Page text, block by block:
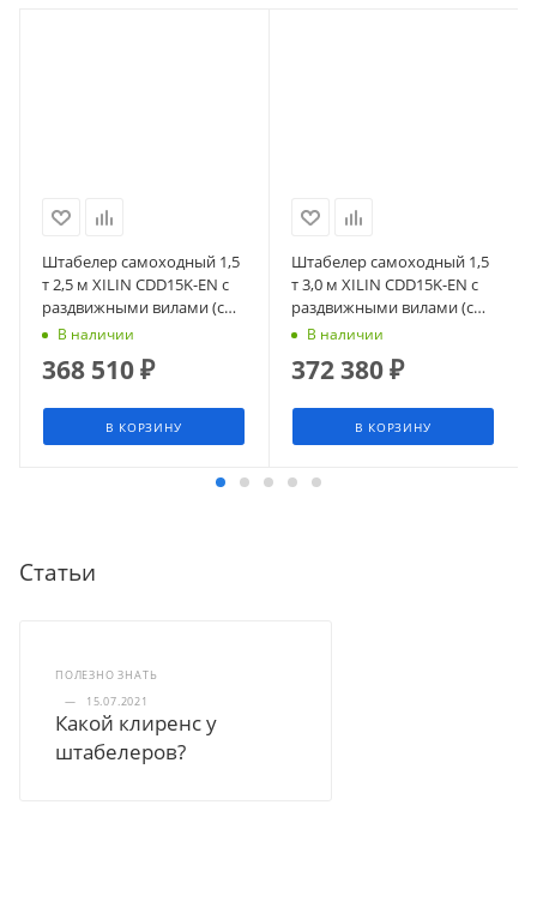
Штабелер самоходный 1,5
т 2,5 м XILIN CDD15K-EN с
раздвижными вилами (с
платформой)
В наличии
368 510₽
В КОРЗИНУ
Штабелер самоходный 1,5
т 3,0 м XILIN CDD15K-EN с
раздвижными вилами (с
платформой)
В наличии
372 380₽
В КОРЗИНУ
Статьи
ПОЛЕЗНО ЗНАТЬ
—
15.07.2021
Какой клиренс у
штабелеров?